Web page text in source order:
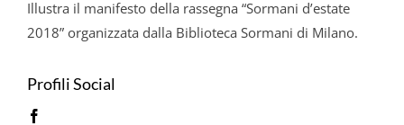
Illustra il manifesto della rassegna “Sormani d’estate
2018” organizzata dalla Biblioteca Sormani di Milano.
Profili Social